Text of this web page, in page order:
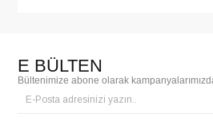
E BÜLTEN
Bültenimize abone olarak